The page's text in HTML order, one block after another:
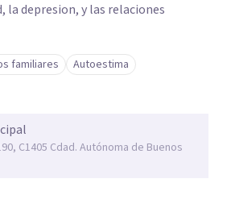
la depresion, y las relaciones
familiares Autoestima
C1405 Cdad. Autónoma de Buenos